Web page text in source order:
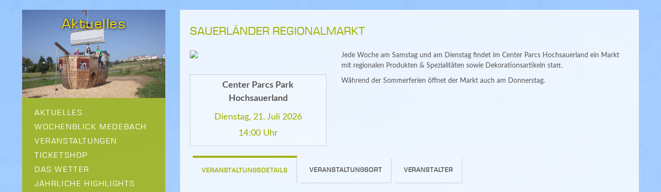
Aktuelles
AKTUELLES
WOCHENBLICK MEDEBACH
VERANSTALTUNGEN
TICKETSHOP
DAS WETTER
JÄHRLICHE HIGHLIGHTS
SAUERLÄNDER REGIONALMARKT
Center Parcs Park
Hochsauerland
Dienstag, 21. Juli 2026
14:00 Uhr
Jede Woche am Samstag und am Dienstag findet im Center Parcs Hochsauerland ein Markt
mit regionalen Produkten & Spezialitäten sowie Dekorationsartikeln statt.
Während der Sommerferien öffnet der Markt auch am Donnerstag.
VERANSTALTUNGSDETAILS VERANSTALTUNGSORT VERANSTALTER